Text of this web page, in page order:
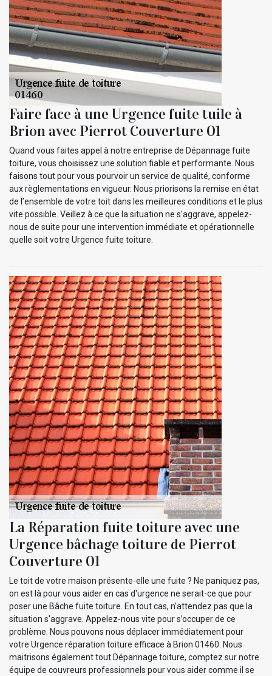
Faire face à une Urgence fuite tuile à
Brion avec Pierrot Couverture 01
Quand vous faites appel à notre entreprise de Dépannage fuite
toiture, vous choisissez une solution fiable et performante. Nous
faisons tout pour vous pourvoir un service de qualité, conforme
aux règlementations en vigueur. Nous priorisons la remise en état
de l’ensemble de votre toit dans les meilleures conditions et le plus
vite possible. Veillez à ce que la situation ne s'aggrave, appelez-
nous de suite pour une intervention immédiate et opérationnelle
quelle soit votre Urgence fuite toiture.
La Réparation fuite toiture avec une
Urgence bâchage toiture de Pierrot
Couverture 01
Le toit de votre maison présente-elle une fuite ? Ne paniquez pas,
on est là pour vous aider en cas d'urgence ne serait-ce que pour
poser une Bâche fuite toiture. En tout cas, n'attendez pas que la
situation s'aggrave. Appelez-nous vite pour s’occuper de ce
problème. Nous pouvons nous déplacer immédiatement pour
votre Urgence réparation toiture efficace à Brion 01460. Nous
maitrisons également tout Dépannage toiture, comptez sur notre
équipe de couvreurs professionnels pour vous aider comme il se